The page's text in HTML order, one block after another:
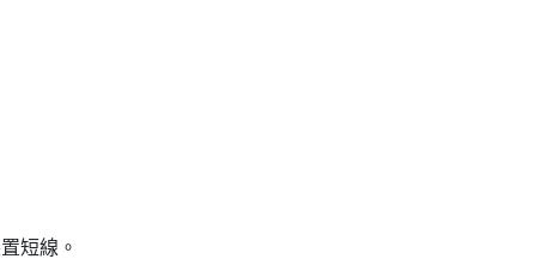
短線。